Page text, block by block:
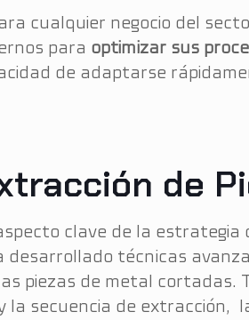
cualquier negocio del
para optimizar sus
de adaptarse
de
clave de la estrategia
técnicas
piezas de metal cortadas.
secuencia de extracción,